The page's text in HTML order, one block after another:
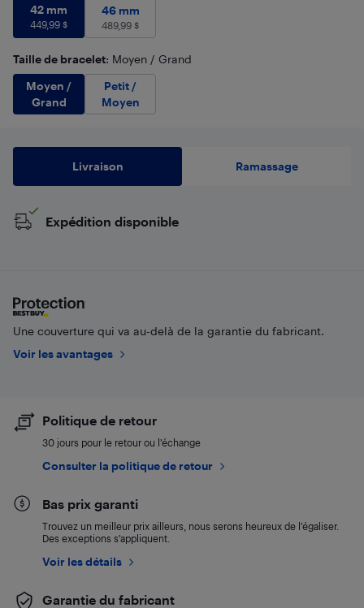
42 mm
449,99$
42 mm
449,99 $
46 mm
46 mm
489,99 $
Taille de bracelet: Moyen / Grand
Moyen /
Grand
Petit /
Moyen
Livraison Ramassage
Expédition disponible
Une couverture qui va au-delà de la garantie du fabricant.
Voir les avantages
Politique de retour
30 jours pour le retour ou l’échange
Consulter la politique de retour
Bas prix garanti
Trouvez un meilleur prix ailleurs, nous serons heureux de l’égaliser.
Des exceptions s’appliquent.
Voir les détails
Garantie du fabricant